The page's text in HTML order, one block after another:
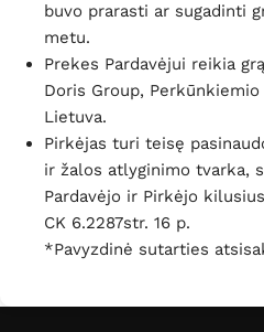
buvo prarasti ar sugadinti
metu.
Prekes Pardavėjui reikia
Doris Group, Perkūnkiemio
Lietuva.
Pirkėjas turi teisę
ir žalos atlyginimo tvarka,
Pardavėjo ir Pirkėjo
CK 6.2287str. 16 p.
*Pavyzdinė sutarties